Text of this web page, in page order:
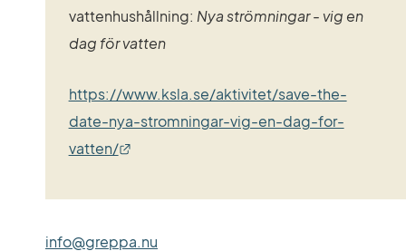
vattenhushållning: Nya strömningar - vig en
dag för vatten
https://www.ksla.se/aktivitet/save-the-
date-nya-stromningar-vig-en-dag-for-
vatten/
Länk till annan webbplats.
info@greppa.nu